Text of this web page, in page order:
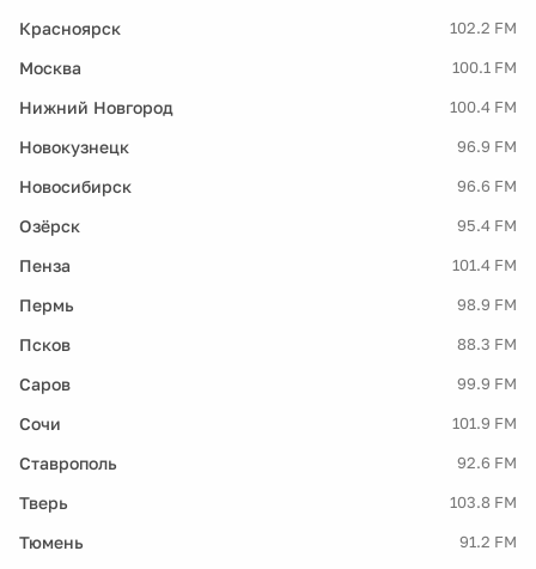
Красноярск 102.2 FM
Москва 100.1 FM
Нижний Новгород 100.4 FM
Новокузнецк 96.9 FM
Новосибирск 96.6 FM
Озёрск 95.4 FM
Пенза 101.4 FM
Пермь 98.9 FM
Псков 88.3 FM
Саров 99.9 FM
Сочи 101.9 FM
Ставрополь 92.6 FM
Тверь 103.8 FM
Тюмень 91.2 FM